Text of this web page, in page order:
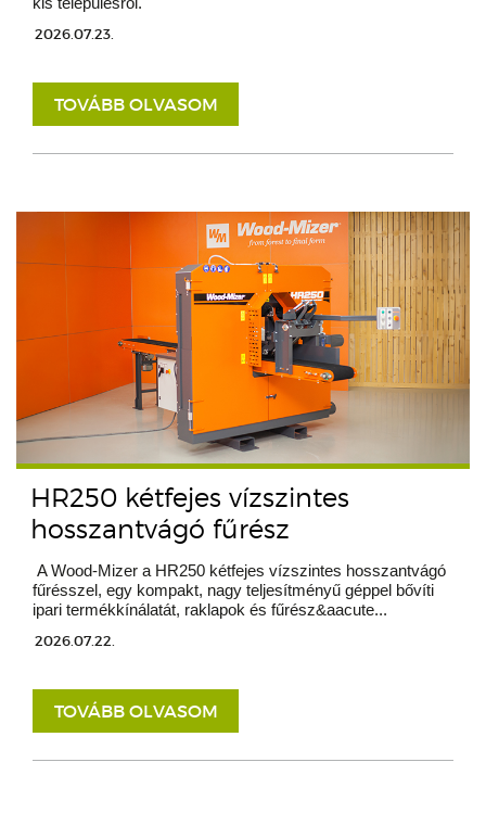
2026.07.23.
TOVÁBB OLVASOM
HR250 kétfejes vízszintes
hosszantvágó fűrész
A Wood-Mizer a HR250 kétfejes vízszintes hosszantvágó
fűrésszel, egy kompakt, nagy teljesítményű géppel bővíti
ipari termékkínálatát, raklapok és fűrész&aacute...
2026.07.22.
TOVÁBB OLVASOM